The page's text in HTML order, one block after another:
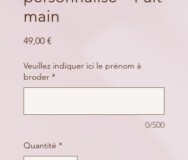
main
49,00 €
Veuillez indiquer ici le prénom à
broder *
0/500
Quantité *